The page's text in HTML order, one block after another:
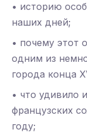
• историю
наших дней;
• почему этот
одним из
города конца
• что удивило
французских
году;